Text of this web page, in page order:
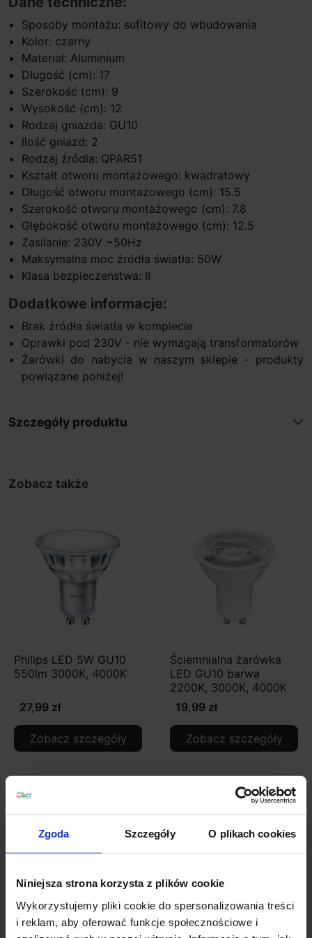
Zgoda Szczegóły O plikach cookies
Niniejsza strona korzysta z plików cookie
Wykorzystujemy pliki cookie do spersonalizowania treści
i reklam, aby oferować funkcje społecznościowe i
Sposoby montażu: sufitowy do wbudowania
Kolor: czarny
Materiał: Aluminium
Długość (cm): 17
Szerokość (cm): 9
Wysokość (cm): 12
Rodzaj gniazda: GU10
Ilość gniazd: 2
Rodzaj źródła: QPAR51
Kształt otworu montażowego: kwadratowy
Długość otworu montażowego (cm): 15.5
Szerokość otworu montażowego (cm): 7.8
Głębokość otworu montażowego (cm): 12.5
Zasilanie: 230V ~50Hz
Maksymalna moc źródła światła: 50W
Klasa bezpieczeństwa: II
Dodatkowe informacje:
Brak źródła światła w komplecie
Oprawki pod 230V - nie wymagają transformatorów
Żarówki do nabycia w naszym sklepie - produkty
powiązane poniżej!
Szczegóły produktu
Zobacz także
Philips LED 5W GU10
550lm 3000K, 4000K
27,99 zł
Zobacz szczegóły
Ściemnialna żarówka
LED GU10 barwa
2200K, 3000K, 4000K
19,99 zł
Zobacz szczegóły
Ściemnialna żarówka
SLV DOWNLIGHT V 100